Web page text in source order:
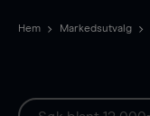
Hem Markedsutvalg